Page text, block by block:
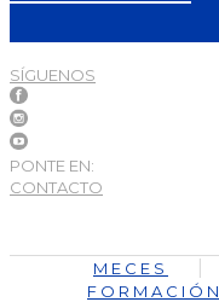
SÍGUENOS
PONTE EN:
CONTACTO
MECES
FORMACIÓN